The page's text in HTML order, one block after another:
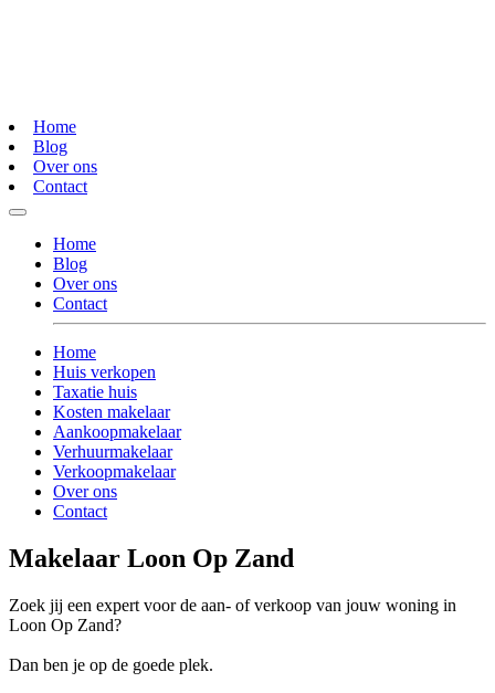
Home
Blog
Over ons
Contact
Home
Blog
Over ons
Contact
Home
Huis verkopen
Taxatie huis
Kosten makelaar
Aankoopmakelaar
Verhuurmakelaar
Verkoopmakelaar
Over ons
Contact
Makelaar Loon Op Zand
Zoek jij een expert voor de aan- of verkoop van jouw woning in
Loon Op Zand?
Dan ben je op de goede plek.